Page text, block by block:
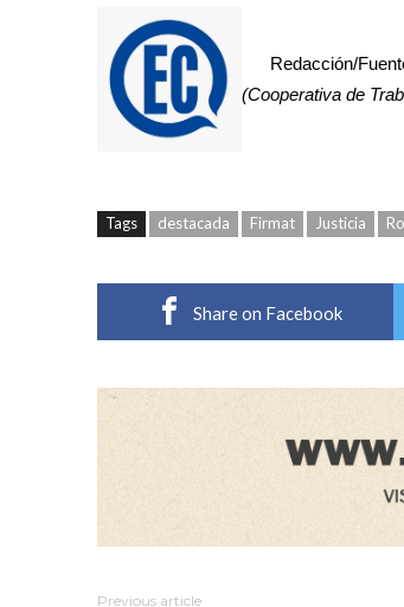
Redacción/
(Cooperativa de
Tags destacada Firmat Justicia
Share on Facebook
Previous article